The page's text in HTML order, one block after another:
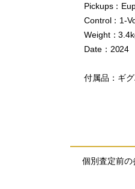
Pickups：
Control：1-
Weight：
Date：2024
付属品：ギ
個別査定前の